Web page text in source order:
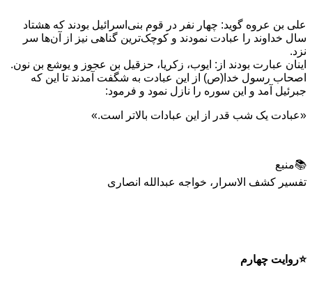
على بن عروه گوید: چهار نفر در قوم بنى‌اسرائیل بودند که هشتاد
سال خداوند را عبادت نمودند و کوچک‌ترین گناهى نیز از آن‌ها سر
نزد.
اینان عبارت بودند از: ایوب، زکریا، حزقیل بن عجوز و یوشع بن نون.
اصحاب رسول خدا(ص) از این عبادت به شگفت آمدند تا این که
جبرئیل آمد و این سوره را نازل نمود و فرمود:
«عبادت یک شب قدر از این عبادات بالاتر است.»
📚منبع
تفسیر کشف الاسرار، خواجه عبدالله انصاری
⭐️روایت چهارم